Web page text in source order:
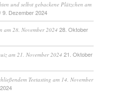
und selbst gebackene Plätzchen am
9. Dezember 2024
am 28. November 2024 28. Oktober
am 21. November 2024 21. Oktober
Teetasting am 14. November